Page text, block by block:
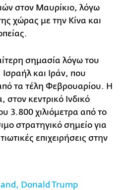
στον Μαυρίκιο, λόγω
χώρας με την Κίνα και
σημασία λόγω του
και Ιράν, που
τα τέλη Φεβρουαρίου. Η
κεντρικό Ινδικό
3.800 χιλιόμετρα από το
στρατηγικό σημείο για
επιχειρήσεις στην
Donald Trump